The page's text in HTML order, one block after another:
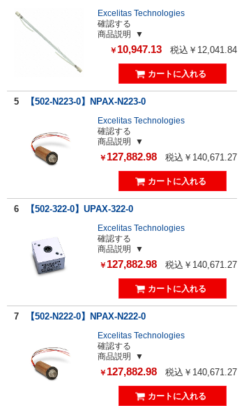
Excelitas Technologies
確認する
商品説明
￥ 10,947.13 税込￥12,041.84
5 【502-N223-0】NPAX-N223-0
Excelitas Technologies
確認する
商品説明
￥ 127,882.98 税込￥140,671.27
6 【502-322-0】UPAX-322-0
Excelitas Technologies
確認する
商品説明
￥ 127,882.98 税込￥140,671.27
7 【502-N222-0】NPAX-N222-0
Excelitas Technologies
確認する
商品説明
￥ 127,882.98 税込￥140,671.27